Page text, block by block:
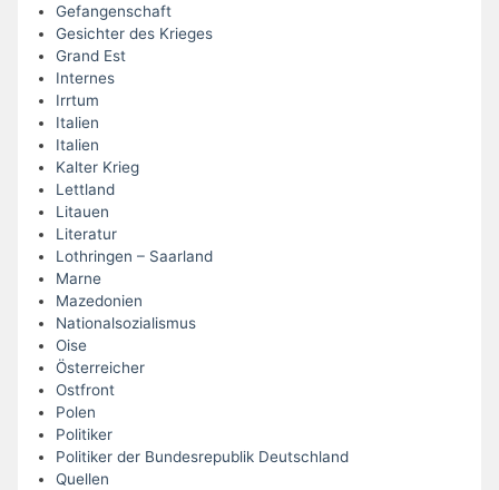
Gefangenschaft
Gesichter des Krieges
Grand Est
Internes
Irrtum
Italien
Italien
Kalter Krieg
Lettland
Litauen
Literatur
Lothringen – Saarland
Marne
Mazedonien
Nationalsozialismus
Oise
Österreicher
Ostfront
Polen
Politiker
Politiker der Bundesrepublik Deutschland
Quellen